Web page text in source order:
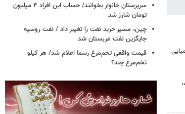
سرپرستان خانوار بخوانند/ حساب این افراد ۴ میلیون
تومان شارژ شد
چین، مسیر خرید نفت را تغییر داد / نفت روسیه
جایگزین نفت عربستان شد
قیمت واقعی تخم‌مرغ رسما اعلام شد/ هر کیلو
تخم‌مرغ چند؟